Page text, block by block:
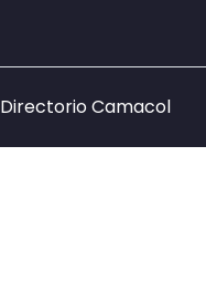
Directorio Camacol